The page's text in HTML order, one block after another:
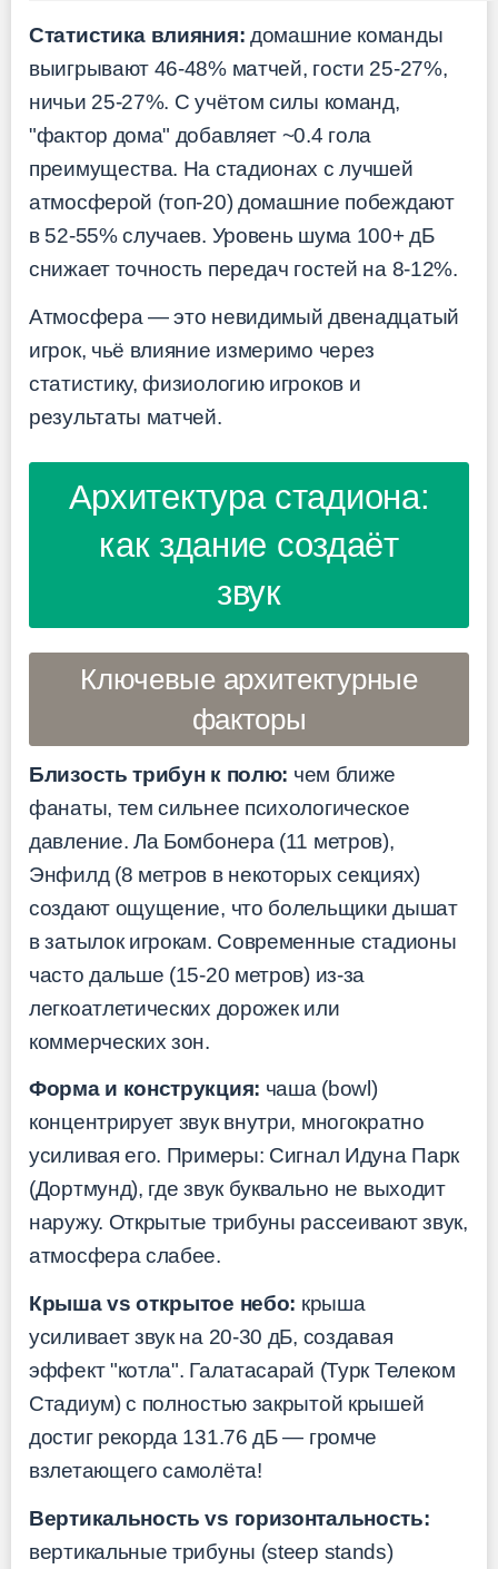
Статистика влияния: домашние команды
выигрывают 46-48% матчей, гости 25-27%,
ничьи 25-27%. С учётом силы команд,
"фактор дома" добавляет ~0.4 гола
преимущества. На стадионах с лучшей
атмосферой (топ-20) домашние побеждают
в 52-55% случаев. Уровень шума 100+ дБ
снижает точность передач гостей на 8-12%.
Атмосфера — это невидимый двенадцатый
игрок, чьё влияние измеримо через
статистику, физиологию игроков и
результаты матчей.
Архитектура стадиона:
как здание создаёт
звук
Ключевые архитектурные
факторы
Близость трибун к полю: чем ближе
фанаты, тем сильнее психологическое
давление. Ла Бомбонера (11 метров),
Энфилд (8 метров в некоторых секциях)
создают ощущение, что болельщики дышат
в затылок игрокам. Современные стадионы
часто дальше (15-20 метров) из-за
легкоатлетических дорожек или
коммерческих зон.
Форма и конструкция: чаша (bowl)
концентрирует звук внутри, многократно
усиливая его. Примеры: Сигнал Идуна Парк
(Дортмунд), где звук буквально не выходит
наружу. Открытые трибуны рассеивают звук,
атмосфера слабее.
Крыша vs открытое небо: крыша
усиливает звук на 20-30 дБ, создавая
эффект "котла". Галатасарай (Турк Телеком
Стадиум) с полностью закрытой крышей
достиг рекорда 131.76 дБ — громче
взлетающего самолёта!
Вертикальность vs горизонтальность:
вертикальные трибуны (steep stands)